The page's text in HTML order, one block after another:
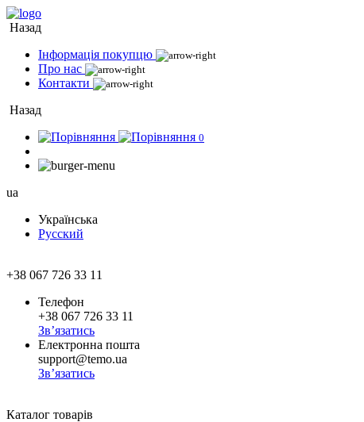
Назад
Інформація покупцю
Про нас
Контакти
Назад
0
ua
Українська
Русский
+38 067 726 33 11
Телефон
+38 067 726 33 11
Зв’язатись
Електронна пошта
support@temo.ua
Зв’язатись
Каталог товарів